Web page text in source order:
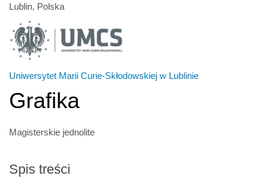
Lublin, Polska
Uniwersytet Marii Curie-Skłodowskiej w Lublinie
Grafika
Magisterskie jednolite
Spis treści